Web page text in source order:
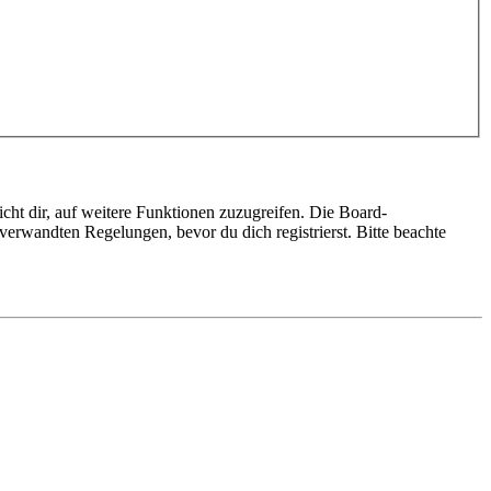
dir, auf weitere Funktionen zuzugreifen. Die Board-
Regelungen, bevor du dich registrierst. Bitte beachte